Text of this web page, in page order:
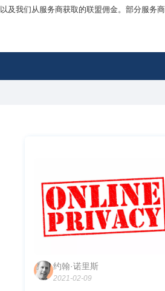
我们从服务商获取的联盟佣金。部分服务商
约翰·诺里斯
2021-02-09